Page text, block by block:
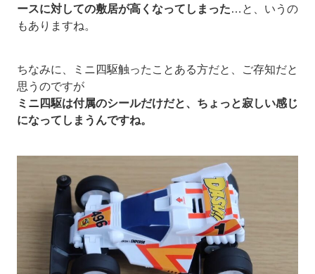
ースに対しての敷居が高くなってしまった…と、いうの
もありますね。
ちなみに、ミニ四駆触ったことある方だと、ご存知だと
思うのですが
ミニ四駆は付属のシールだけだと、ちょっと寂しい感じ
になってしまうんですね。